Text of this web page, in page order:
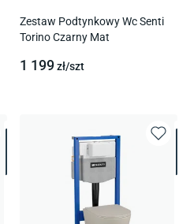
Zestaw Podtynkowy Wc Senti
Torino Czarny Mat
1 199zł/szt